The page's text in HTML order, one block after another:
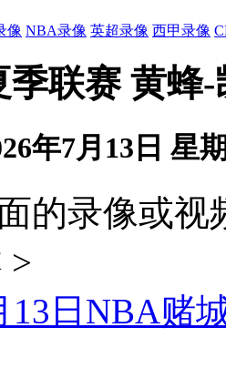
像 NBA录像 英超录像 西甲录像
季联赛 黄蜂
年7月13日 星
的录像或
>
13日NBA赌